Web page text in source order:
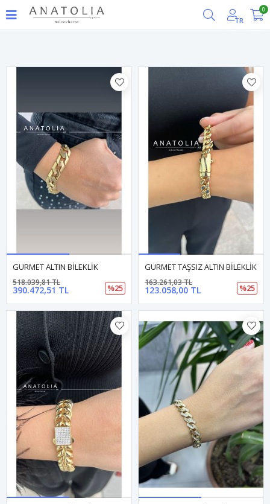
TR
0
Filtrele
GURMET ALTIN BİLEKLİK
390.472,51 TL
518.039,81 TL
%25
GURMET TAŞSIZ ALTIN BİLEKLİK
123.058,00 TL
163.261,03 TL
%25